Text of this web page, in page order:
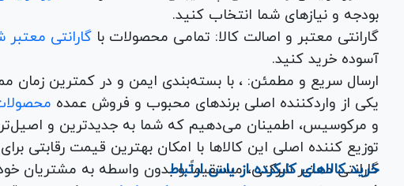
بودجه و نیازهای شما انتخاب کنید.
گارانتی معتبر و اصالت کالا: تمامی محصولات باگارانتی
آسوده خرید کنید.
ارسال سریع و مطمئن: ، با بسته‌بندی ایمن و در
یکی از واردکننده اصلی برندهای محبوب و فروش عمده
و مرکوسیس، اطمینان می‌دهیم که شما به جدیدترین و
توزیع کننده اصلی این کالاها با
گارانتی معتبر شرکتی، مستقیماً و بدون واسطه به مشتریان
خرید کالاهای کارکرده از یاس ارتباط